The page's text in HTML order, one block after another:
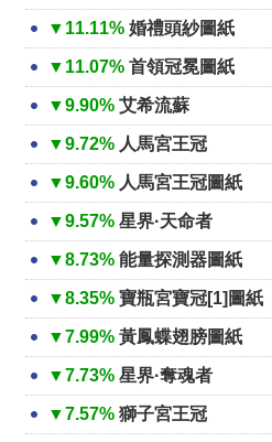
▼11.11% 婚禮頭紗圖紙
▼11.07% 首領冠冕圖紙
▼9.90% 艾希流蘇
▼9.72% 人馬宮王冠
▼9.60% 人馬宮王冠圖紙
▼9.57% 星界·天命者
▼8.73% 能量探測器圖紙
▼8.35% 寶瓶宮寶冠[1]圖紙
▼7.99% 黃鳳蝶翅膀圖紙
▼7.73% 星界·奪魂者
▼7.57% 獅子宮王冠